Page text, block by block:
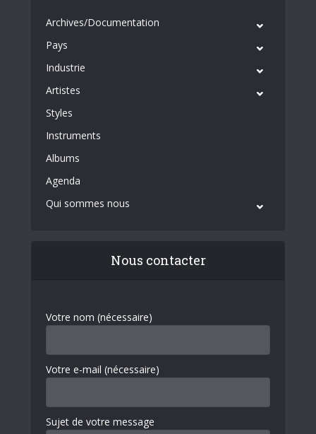
Archives/Documentation
Pays
Industrie
Artistes
Styles
Instruments
Albums
Agenda
Qui sommes nous
Nous contacter
Votre nom (nécessaire)
Votre e-mail (nécessaire)
Sujet de votre message